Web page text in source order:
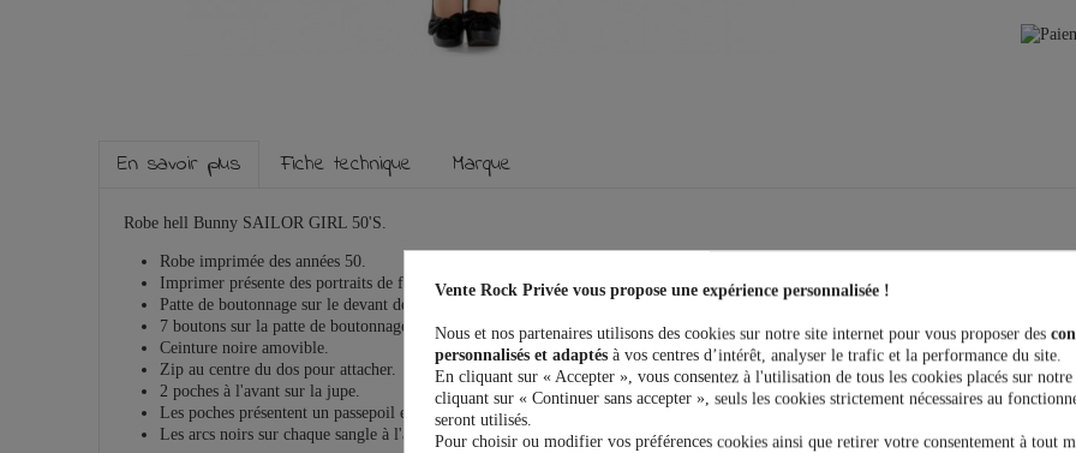
En savoir plus Fiche technique Marque
Robe hell Bunny SAILOR GIRL 50'S.
Robe imprimée des années 50.
Imprimer présente des portraits de filles pin-up sur un fond bleu pastel.
Patte de boutonnage sur le devant devant le corps, avec passepoil noir de chaque côté.
7 boutons sur la patte de boutonnage sur le devant en noir.
Ceinture noire amovible.
Zip au centre du dos pour attacher.
2 poches à l'avant sur la jupe.
Les poches présentent un passepoil et un arc noirs.
Les arcs noirs sur chaque sangle à l'avant.
Vente Rock Privée vous propose une expérience personnalisée !
Nous et nos partenaires utilisons des cookies sur notre site internet pour vous proposer des
personnalisés et adaptés à vos centres d’intérêt, analyser le trafic et la performance du site.
En cliquant sur « Accepter », vous consentez à l'utilisation de tous les cookies placés sur
cliquant sur « Continuer sans accepter », seuls les cookies strictement nécessaires au
seront utilisés.
Pour choisir ou modifier vos préférences cookies ainsi que retirer votre consentement à tout